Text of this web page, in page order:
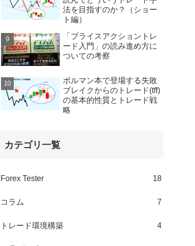
法を目指すのか？（ショー
ト編）
「プライスアクショントレ
ード入門」の読み進め方に
ついての考察
ボルマン本で登場する失敗
ブレイクからのトレード(tff)
の基本的性質とトレード戦
略
カテゴリ一覧
Forex Tester 18
コラム 7
トレード環境構築 4